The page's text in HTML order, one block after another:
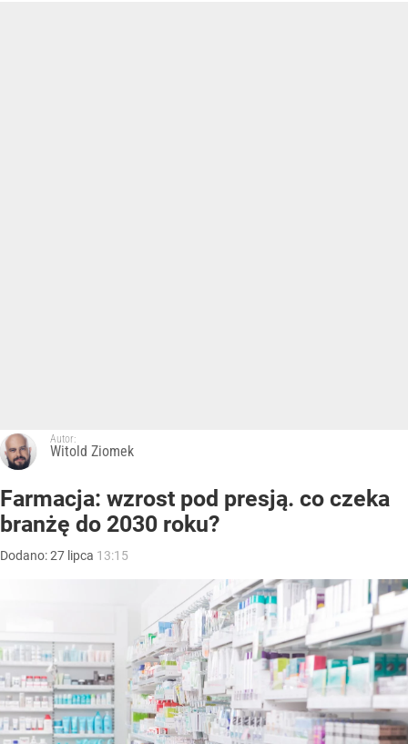
Autor:
Witold Ziomek
Farmacja: wzrost pod presją. co czeka
branżę do 2030 roku?
Dodano:27 lipca 13:15